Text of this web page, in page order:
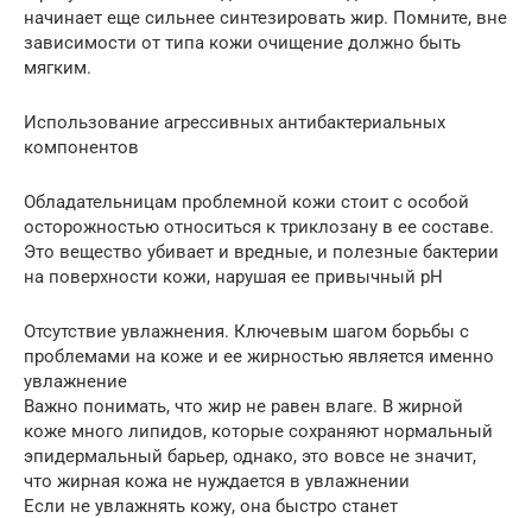
начинает еще сильнее синтезировать жир. Помните, вне
зависимости от типа кожи очищение должно быть
мягким.
Использование агрессивных антибактериальных
компонентов
Обладательницам проблемной кожи стоит с особой
осторожностью относиться к триклозану в ее составе.
Это вещество убивает и вредные, и полезные бактерии
на поверхности кожи, нарушая ее привычный pH
Отсутствие увлажнения. Ключевым шагом борьбы с
проблемами на коже и ее жирностью является именно
увлажнение
Важно понимать, что жир не равен влаге. В жирной
коже много липидов, которые сохраняют нормальный
эпидермальный барьер, однако, это вовсе не значит,
что жирная кожа не нуждается в увлажнении
Если не увлажнять кожу, она быстро станет